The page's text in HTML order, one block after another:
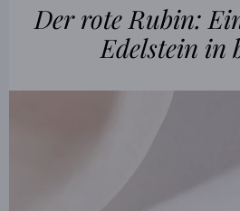
Der rote Rubin:
Edelstein in